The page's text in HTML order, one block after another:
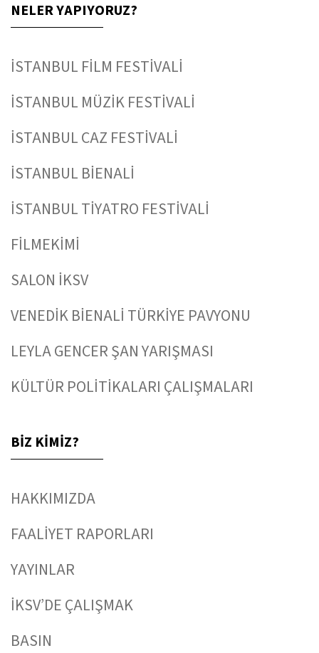
NELER YAPIYORUZ?
İSTANBUL FİLM FESTİVALİ
İSTANBUL MÜZİK FESTİVALİ
İSTANBUL CAZ FESTİVALİ
İSTANBUL BİENALİ
İSTANBUL TİYATRO FESTİVALİ
FİLMEKİMİ
SALON İKSV
VENEDİK BİENALİ TÜRKİYE PAVYONU
LEYLA GENCER ŞAN YARIŞMASI
KÜLTÜR POLİTİKALARI ÇALIŞMALARI
BİZ KİMİZ?
HAKKIMIZDA
FAALİYET RAPORLARI
YAYINLAR
İKSV’DE ÇALIŞMAK
BASIN